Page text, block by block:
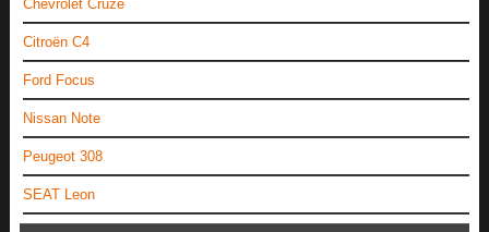
Chevrolet Cruze
Citroën C4
Ford Focus
Nissan Note
Peugeot 308
SEAT Leon